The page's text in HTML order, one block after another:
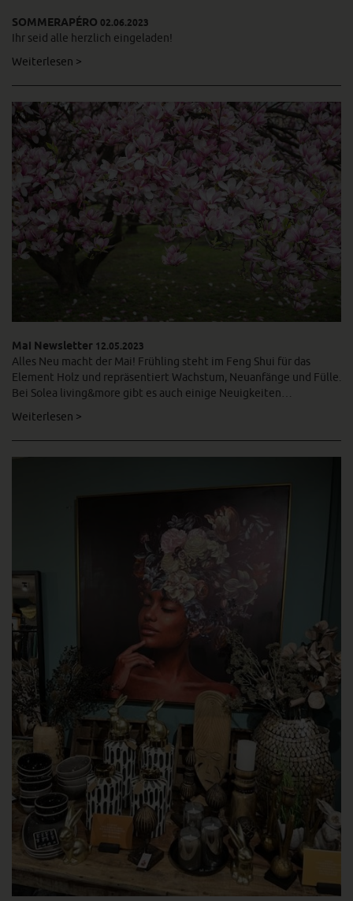
SOMMERAPÉRO 02.06.2023
Ihr seid alle herzlich eingeladen!
Weiterlesen >
Mai Newsletter 12.05.2023
Alles Neu macht der Mai! Frühling steht im Feng Shui für das
Element Holz und repräsentiert Wachstum, Neuanfänge und Fülle.
Bei Solea living&more gibt es auch einige Neuigkeiten…
Weiterlesen >